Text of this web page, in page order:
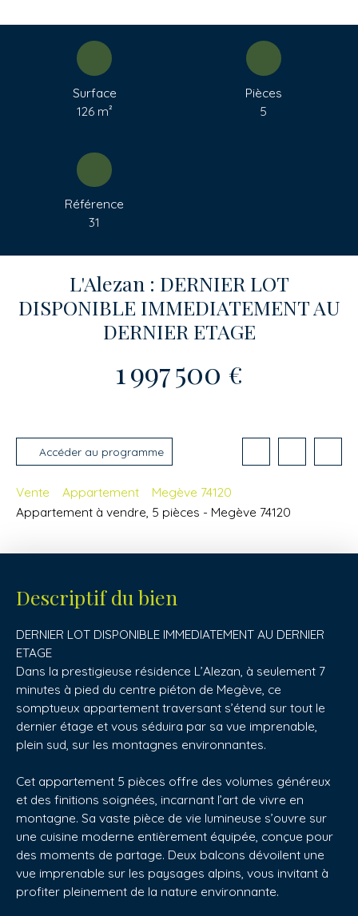
Surface
126 m²
Pièces
5
Référence
31
L'Alezan : DERNIER LOT
DISPONIBLE IMMEDIATEMENT AU
DERNIER ETAGE
1 997 500 €
Accéder au programme
Vente Appartement
Megève 74120
Appartement à vendre, 5 pièces - Megève 74120
Descriptif du bien
DERNIER LOT DISPONIBLE IMMEDIATEMENT AU DERNIER
ETAGE
Dans la prestigieuse résidence L’Alezan, à seulement 7
minutes à pied du centre piéton de Megève, ce
somptueux appartement traversant s’étend sur tout le
dernier étage et vous séduira par sa vue imprenable,
plein sud, sur les montagnes environnantes.
Cet appartement 5 pièces offre des volumes généreux
et des finitions soignées, incarnant l’art de vivre en
montagne. Sa vaste pièce de vie lumineuse s’ouvre sur
une cuisine moderne entièrement équipée, conçue pour
des moments de partage. Deux balcons dévoilent une
vue imprenable sur les paysages alpins, vous invitant à
profiter pleinement de la nature environnante.